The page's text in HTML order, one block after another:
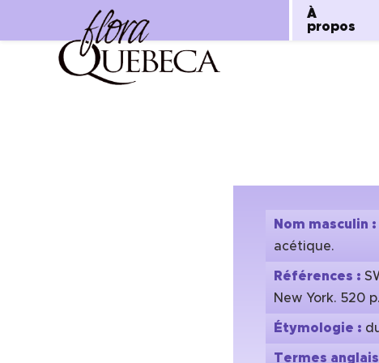
Aller
À
propos
Nom masculin :
acétique.
Références :
New York. 520 p.
Étymologie :
Termes